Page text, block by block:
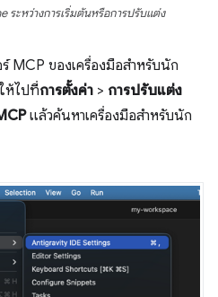
ระหว่างการเริ่มต้นหรือการปรับแต่ง
ร์ MCP ของเครื่องมือสำหรับนัก
ห้ไปที่การตั้งค่า > การปรับแต่ง
แล้วค้นหาเครื่องมือสำหรับนัก